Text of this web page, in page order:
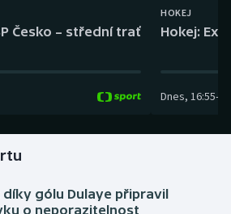
Česko – střední trať
HOKEJ
Hokej:
Dnes, 16:55-
díky gólu Dulaye připravil
o neporazitelnost